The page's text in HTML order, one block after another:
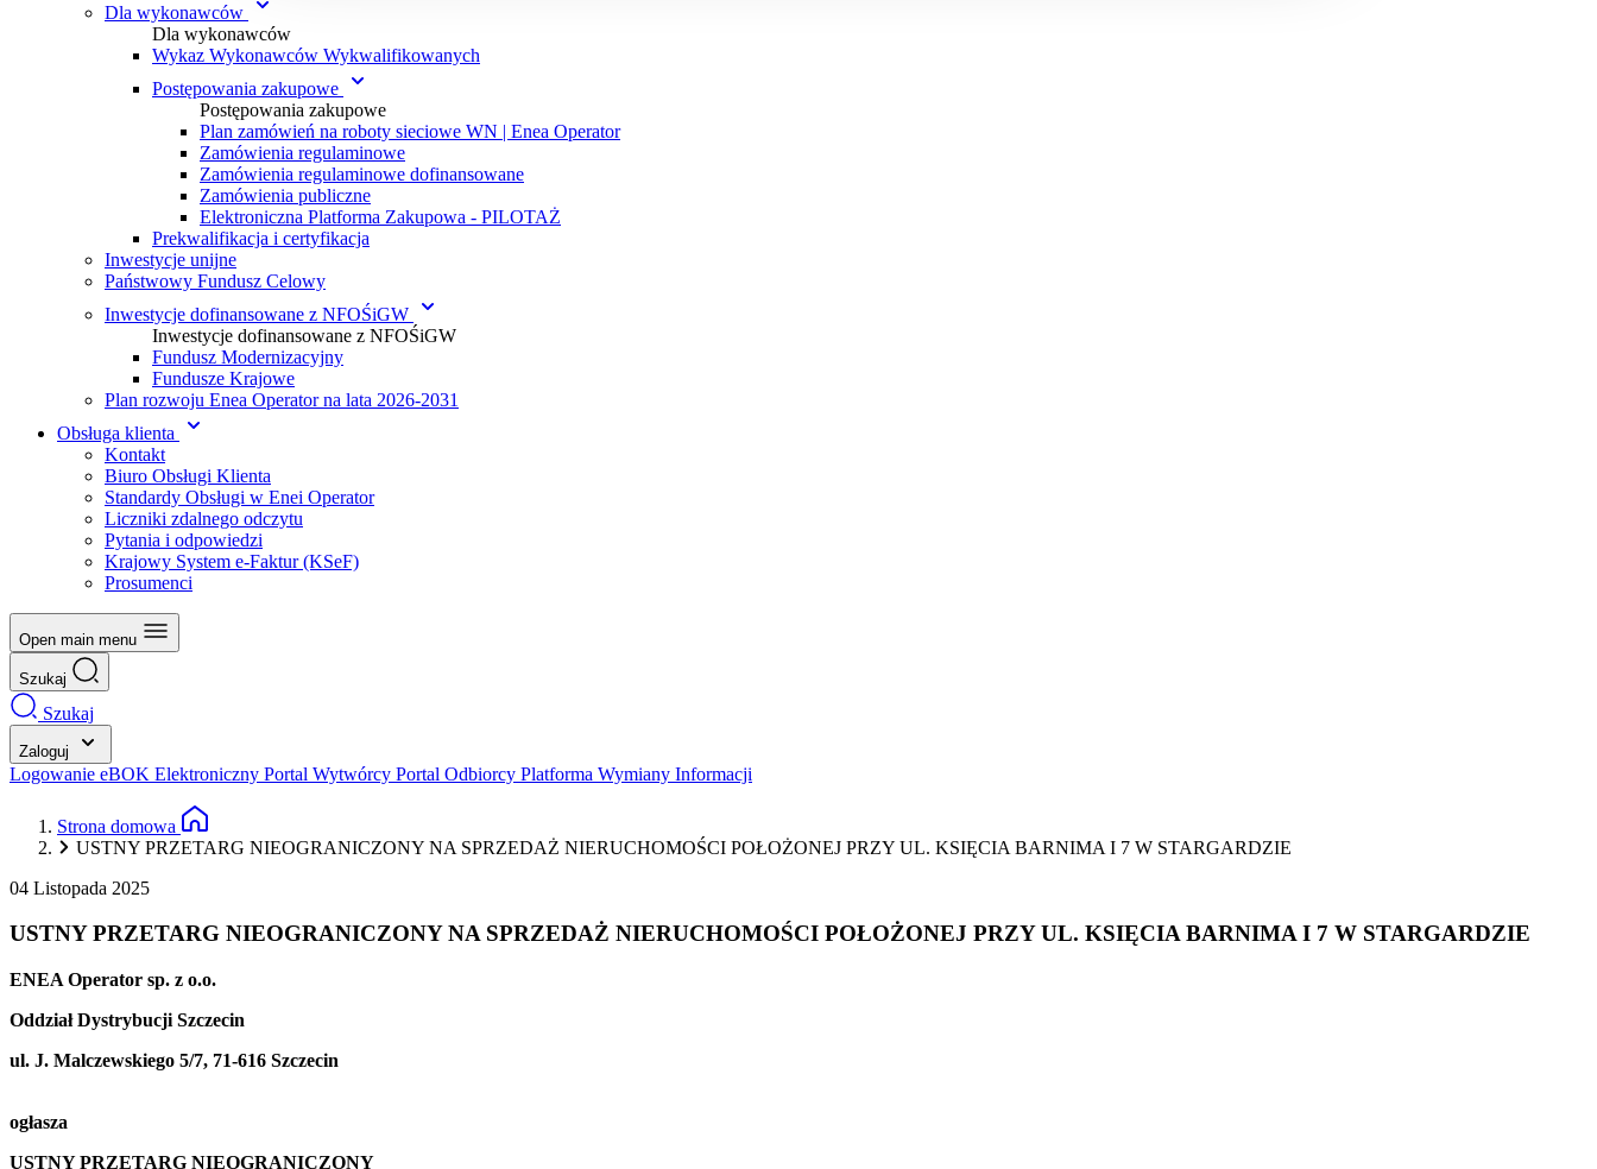
Dla wykonawców
Dla wykonawców
Wykaz Wykonawców Wykwalifikowanych
Postępowania zakupowe
Postępowania zakupowe
Plan zamówień na roboty sieciowe WN | Enea Operator
Zamówienia regulaminowe
Zamówienia regulaminowe dofinansowane
Zamówienia publiczne
Elektroniczna Platforma Zakupowa - PILOTAŻ
Prekwalifikacja i certyfikacja
Inwestycje unijne
Państwowy Fundusz Celowy
Inwestycje dofinansowane z NFOŚiGW
Inwestycje dofinansowane z NFOŚiGW
Fundusz Modernizacyjny
Fundusze Krajowe
Plan rozwoju Enea Operator na lata 2026-2031
Obsługa klienta
Kontakt
Biuro Obsługi Klienta
Standardy Obsługi w Enei Operator
Liczniki zdalnego odczytu
Pytania i odpowiedzi
Krajowy System e-Faktur (KSeF)
Prosumenci
Open main menu
Szukaj
Szukaj
Zaloguj
Logowanie eBOK Elektroniczny Portal Wytwórcy Portal Odbiorcy Platforma Wymiany Informacji
Strona domowa
USTNY PRZETARG NIEOGRANICZONY NA SPRZEDAŻ NIERUCHOMOŚCI POŁOŻONEJ PRZY UL. KSIĘCIA BARNIMA I 7 W STARGARDZIE
04 Listopada 2025
USTNY PRZETARG NIEOGRANICZONY NA SPRZEDAŻ NIERUCHOMOŚCI POŁOŻONEJ PRZY UL. KSIĘCIA BARNIMA I 7 W STARGARDZIE
ENEA Operator sp. z o.o.
Oddział Dystrybucji Szczecin
ul. J. Malczewskiego 5/7, 71-616 Szczecin
ogłasza
USTNY PRZETARG NIEOGRANICZONY